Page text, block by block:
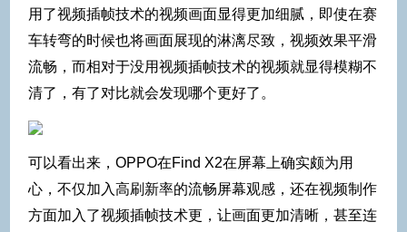
用了视频插帧技术的视频画面显得更加细腻，即使在赛
车转弯的时候也将画面展现的淋漓尽致，视频效果平滑
流畅，而相对于没用视频插帧技术的视频就显得模糊不
清了，有了对比就会发现哪个更好了。
可以看出来，OPPO在Find X2在屏幕上确实颇为用
心，不仅加入高刷新率的流畅屏幕观感，还在视频制作
方面加入了视频插帧技术更，让画面更加清晰，甚至连